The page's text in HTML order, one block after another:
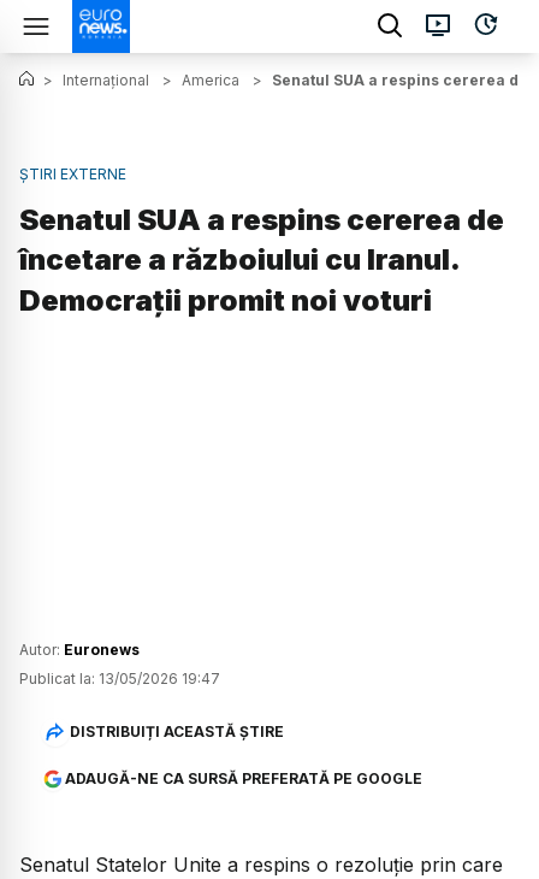
> Internațional > America > Senatul SUA a respins cererea
ȘTIRI EXTERNE
Senatul SUA a respins cererea de
încetare a războiului cu Iranul.
Democrații promit noi voturi
Autor: Euronews
Publicat la: 13/05/2026 19:47
DISTRIBUIȚI ACEASTĂ ȘTIRE
ADAUGĂ-NE CA SURSĂ PREFERATĂ PE GOOGLE
Senatul Statelor Unite a respins o rezoluție prin care